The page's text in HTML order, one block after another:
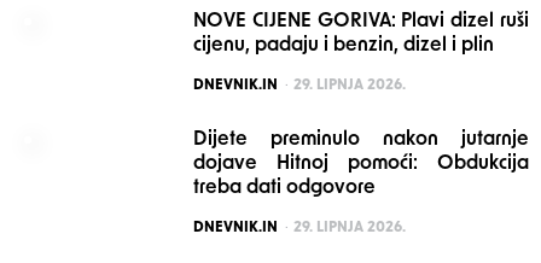
NOVE CIJENE GORIVA: Plavi dizel ruši
cijenu, padaju i benzin, dizel i plin
POSTED
DNEVNIK.IN 29. LIPNJA 2026.
Dijete preminulo nakon jutarnje
dojave Hitnoj pomoći: Obdukcija
treba dati odgovore
POSTED
DNEVNIK.IN 29. LIPNJA 2026.